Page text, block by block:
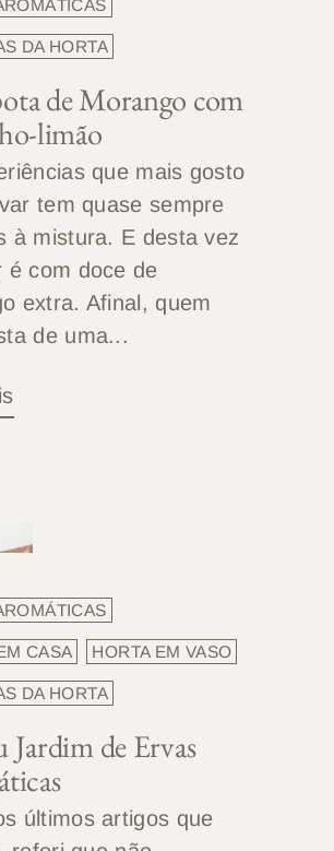
DA HORTA
de Morango com
limão
que mais gosto
tem quase sempre
à mistura. E desta vez
é com doce de
extra. Afinal, quem
de uma...
CASA HORTA EM VASO
DA HORTA
Jardim de Ervas
últimos artigos que